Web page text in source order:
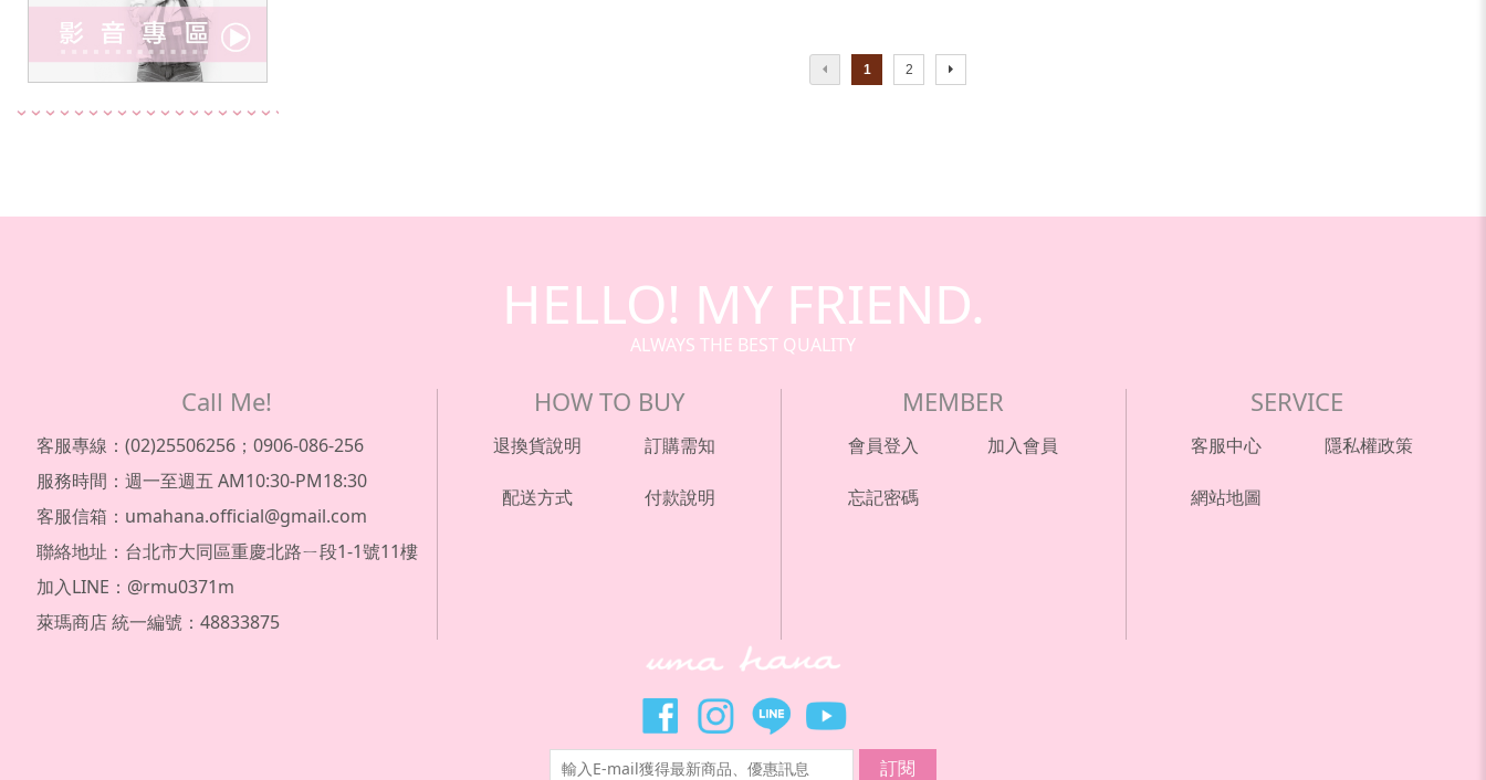
1 2
HELLO! MY FRIEND.
ALWAYS THE BEST QUALITY
Call Me!
客服專線：(02)25506256；0906-086-256
服務時間：週一至週五 AM10:30-PM18:30
客服信箱：umahana.official@gmail.com
聯絡地址：台北市大同區重慶北路ㄧ段1-1號11樓
加入LINE：@rmu0371m
萊瑪商店 統一編號：48833875
HOW TO BUY
退換貨說明 訂購需知
配送方式 付款說明
MEMBER
會員登入 加入會員
忘記密碼
SERVICE
客服中心 隱私權政策
網站地圖
訂閱